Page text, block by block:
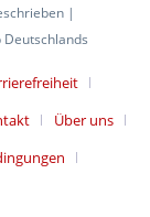
|
Über uns